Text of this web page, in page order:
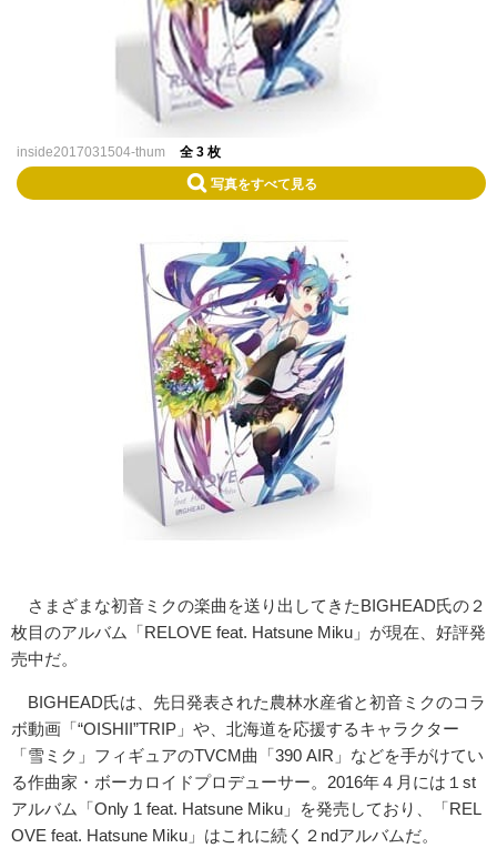
inside2017031504-thum 全 3 枚
写真をすべて見る
さまざまな初音ミクの楽曲を送り出してきたBIGHEAD氏の２
枚目のアルバム「RELOVE feat. Hatsune Miku」が現在、好評発
売中だ。
BIGHEAD氏は、先日発表された農林水産省と初音ミクのコラ
ボ動画「“OISHII”TRIP」や、北海道を応援するキャラクター
「雪ミク」フィギュアのTVCM曲「390 AIR」などを手がけてい
る作曲家・ボーカロイドプロデューサー。2016年４月には１st
アルバム「Only 1 feat. Hatsune Miku」を発売しており、「REL
OVE feat. Hatsune Miku」はこれに続く２ndアルバムだ。